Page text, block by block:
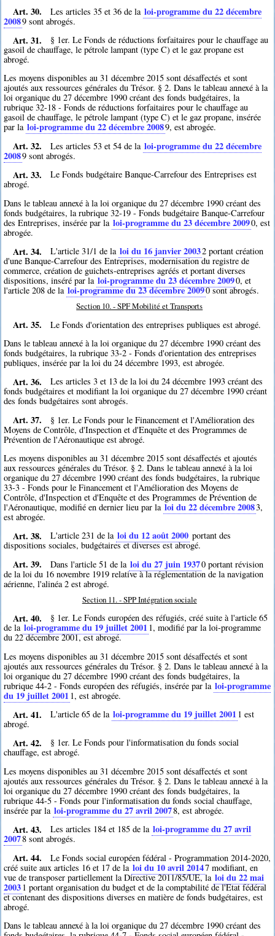
Art. 30. Les articles 35 et 36 de la loi-programme du 22 décembre
20089 sont abrogés.
Art. 31.
§ 1er. Le Fonds de réductions forfaitaires pour le chauffage au
gasoil de chauffage, le pétrole lampant (type C) et le gaz propane est
abrogé.
Les moyens disponibles au 31 décembre 2015 sont désaffectés et sont
ajoutés aux ressources générales du Trésor. § 2. Dans le tableau annexé à la
loi organique du 27 décembre 1990 créant des fonds budgétaires, la
rubrique 32-18 - Fonds de réductions forfaitaires pour le chauffage au
gasoil de chauffage, le pétrole lampant (type C) et le gaz propane, insérée
par la loi-programme du 22 décembre 20089, est abrogée.
Art. 32. Les articles 53 et 54 de la loi-programme du 22 décembre
20089 sont abrogés.
Art. 33.
Le Fonds budgétaire Banque-Carrefour des Entreprises est
abrogé.
Dans le tableau annexé à la loi organique du 27 décembre 1990 créant des
fonds budgétaires, la rubrique 32-19 - Fonds budgétaire Banque-Carrefour
des Entreprises, insérée par la loi-programme du 23 décembre 20090, est
abrogée.
Art. 34. L'article 31/1 de la loi du 16 janvier 20032 portant création
d'une Banque-Carrefour des Entreprises, modernisation du registre de
commerce, création de guichets-entreprises agréés et portant diverses
dispositions, inséré par la loi-programme du 23 décembre 20090, et
l'article 208 de la loi-programme du 23 décembre 20090sont abrogés.
Section 10. - SPF Mobilité et Transports
Art. 35.
Le Fonds d'orientation des entreprises publiques est abrogé.
Dans le tableau annexé à la loi organique du 27 décembre 1990 créant des
fonds budgétaires, la rubrique 33-2 - Fonds d'orientation des entreprises
publiques, insérée par la loi du 24 décembre 1993, est abrogée.
Art. 36.
Les articles 3 et 13 de la loi du 24 décembre 1993 créant des
fonds budgétaires et modifiant la loi organique du 27 décembre 1990 créant
des fonds budgétaires sont abrogés.
Art. 37.
§ 1er. Le Fonds pour le Financement et l'Amélioration des
Moyens de Contrôle, d'Inspection et d'Enquête et des Programmes de
Prévention de l'Aéronautique est abrogé.
Les moyens disponibles au 31 décembre 2015 sont désaffectés et ajoutés
aux ressources générales du Trésor. § 2. Dans le tableau annexé à la loi
organique du 27 décembre 1990 créant des fonds budgétaires, la rubrique
33-3 - Fonds pour le Financement et l'Amélioration des Moyens de
Contrôle, d'Inspection et d'Enquête et des Programmes de Prévention de
l'Aéronautique, modifié en dernier lieu par la loi du 22 décembre 20083,
est abrogée.
Art. 38. L'article 231 de la loi du 12 août 2000 portant des
dispositions sociales, budgétaires et diverses est abrogé.
Art. 39. Dans l'article 51 de la loi du 27 juin 19370 portant révision
de la loi du 16 novembre 1919 relative à la réglementation de la navigation
aérienne, l'alinéa 2 est abrogé.
Section 11. - SPP Intégration sociale
Art. 40.
§ 1er. Le Fonds européen des réfugiés, créé suite à l'article 65
de la loi-programme du 19 juillet 2001 1, modifié par la loi-programme
du 22 décembre 2001, est abrogé.
Les moyens disponibles au 31 décembre 2015 sont désaffectés et sont
ajoutés aux ressources générales du Trésor. § 2. Dans le tableau annexé à la
loi organique du 27 décembre 1990 créant des fonds budgétaires, la
rubrique 44-2 - Fonds européen des réfugiés, insérée par la loi-programme
du 19 juillet 2001 1, est abrogée.
Art. 41. L'article 65 de la loi-programme du 19 juillet 2001 1 est
abrogé.
Art. 42.
§ 1er. Le Fonds pour l'informatisation du fonds social
chauffage, est abrogé.
Les moyens disponibles au 31 décembre 2015 sont désaffectés et sont
ajoutés aux ressources générales du Trésor. § 2. Dans le tableau annexé à la
loi organique du 27 décembre 1990 créant des fonds budgétaires, la
rubrique 44-5 - Fonds pour l'informatisation du fonds social chauffage,
insérée par la loi-programme du 27 avril 20078, est abrogée.
Art. 43. Les articles 184 et 185 de la loi-programme du 27 avril
20078 sont abrogés.
Art. 44.
Le Fonds social européen fédéral - Programmation 2014-2020,
créé suite aux articles 16 et 17 de la loi du 10 avril 20147 modifiant, en
vue de transposer partiellement la Directive 2011/85/UE, la loi du 22 mai
2003 1 portant organisation du budget et de la comptabilité de l'Etat fédéral
et contenant des dispositions diverses en matière de fonds budgétaires, est
abrogé.
Dans le tableau annexé à la loi organique du 27 décembre 1990 créant des